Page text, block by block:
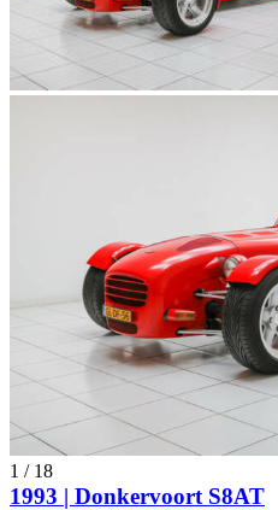
1 / 18
1993 | Donkervoort S8AT